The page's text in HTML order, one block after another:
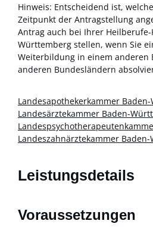
Hinweis: Entscheidend ist,
Zeitpunkt der Antragstellung
Antrag auch bei Ihrer
Württemberg stellen, wenn Sie
Weiterbildung in einem anderen
anderen Bundesländern
Landesapothekerkammer
Landesärztekammer Baden-
Landeszahnärztekammer
Leistungsdetails
Voraussetzungen